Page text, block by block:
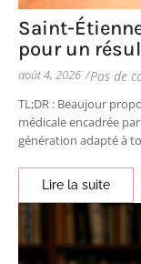
Saint-
pour un
août 4, 2026 /Pas de
TL;DR : Beaujour
médicale encadrée
génération adapté à
Lire la suite